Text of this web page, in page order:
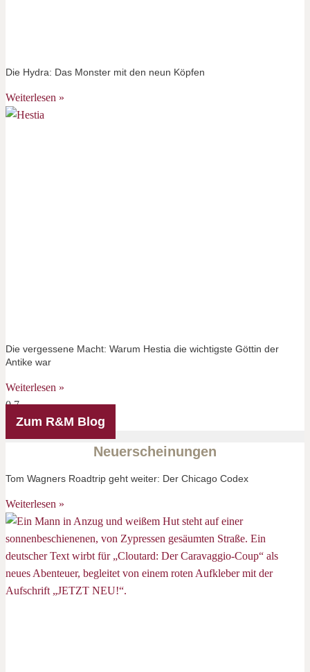
Die Hydra: Das Monster mit den neun Köpfen
Weiterlesen »
Die vergessene Macht: Warum Hestia die wichtigste Göttin der
Antike war
Weiterlesen »
Zum R&M Blog
Neuerscheinungen
Tom Wagners Roadtrip geht weiter: Der Chicago Codex
Weiterlesen »